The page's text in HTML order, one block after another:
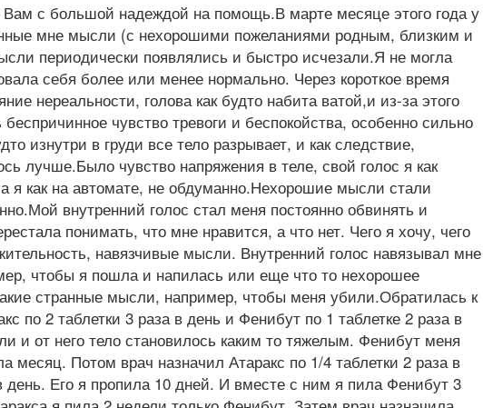
с большой надеждой на помощь.В марте месяце этого года у
мне мысли (с нехорошими пожеланиями родным, близким и
периодически появлялись и быстро исчезали.Я не могла
себя более или менее нормально. Через короткое время
нереальности, голова как будто набита ватой,и из-за этого
чувство тревоги и беспокойства, особенно сильно
изнутри в груди все тело разрывает, и как следствие,
лучше.Было чувство напряжения в теле, свой голос я как
я как на автомате, не обдуманно.Нехорошие мысли стали
внутренний голос стал меня постоянно обвинять и
понимать, что мне нравится, а что нет. Чего я хочу, чего
навязчивые мысли. Внутренний голос навязывал мне
чтобы я пошла и напилась или еще что то нехорошее
странные мысли, например, чтобы меня убили.Обратилась к
по 2 таблетки 3 раза в день и Фенибут по 1 таблетке 2 раза в
и от него тело становилось каким то тяжелым. Фенибут меня
месяц. Потом врач назначил Атаракс по 1/4 таблетки 2 раза в
день. Его я пропила 10 дней. И вместе с ним я пила Фенибут 3